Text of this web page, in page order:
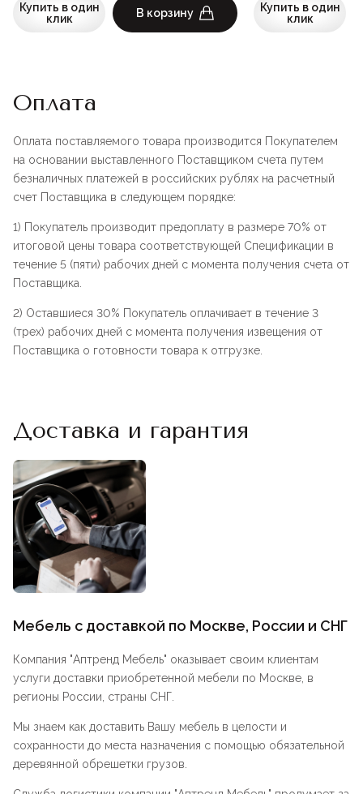
Купить в один
клик
В корзину
Купить в один
клик
Оплата
Оплата поставляемого товара производится Покупателем
на основании выставленного Поставщиком счета путем
безналичных платежей в российских рублях на расчетный
счет Поставщика в следующем порядке:
1) Покупатель производит предоплату в размере 70% от
итоговой цены товара соответствующей Спецификации в
течение 5 (пяти) рабочих дней с момента получения счета от
Поставщика.
2) Оставшиеся 30% Покупатель оплачивает в течение 3
(трех) рабочих дней с момента получения извещения от
Поставщика о готовности товара к отгрузке.
Доставка и гарантия
Мебель с доставкой по Москве, России и СНГ
Компания "Аптренд Мебель" оказывает своим клиентам
услуги доставки приобретенной мебели по Москве, в
регионы России, страны СНГ.
Мы знаем как доставить Вашу мебель в целости и
сохранности до места назначения с помощью обязательной
деревянной обрешетки грузов.